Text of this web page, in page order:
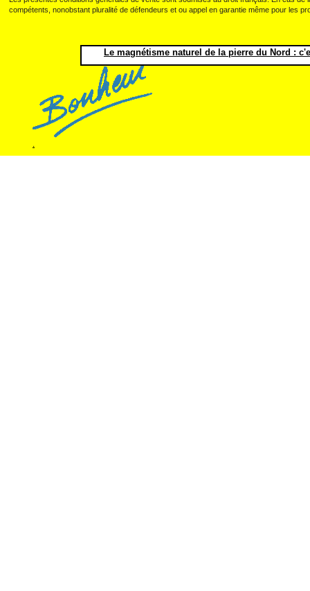
compétents, nonobstant pluralité de défendeurs et ou appel en garantie même pour les
Le magnétisme naturel de la pierre du Nord :
.